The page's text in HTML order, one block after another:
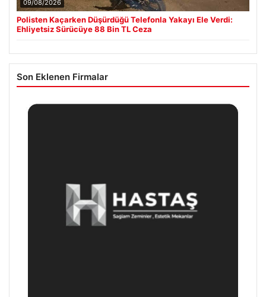
09/08/2026
Polisten Kaçarken Düşürdüğü Telefonla Yakayı Ele Verdi:
Ehliyetsiz Sürücüye 88 Bin TL Ceza
Son Eklenen Firmalar